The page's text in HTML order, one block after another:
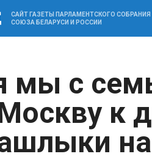
САЙТ ГАЗЕТЫ ПАРЛАМЕНТСКОГО СОБРАНИЯ
СОЮЗА БЕЛАРУСИ И РОССИИ
мы с
к